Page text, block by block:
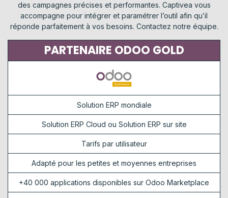
des campagnes précises et performantes. Captivea vous
accompagne pour intégrer et paramétrer l’outil afin qu’il
réponde parfaitement à vos besoins. Contactez notre équipe.
PARTENAIRE ODOO GOLD
Solution ERP mondiale
Solution ERP Cloud ou Solution ERP sur site
Tarifs par utilisateur
Adapté pour les petites et moyennes entreprises
+40 000 applications disponibles sur Odoo Marketplace